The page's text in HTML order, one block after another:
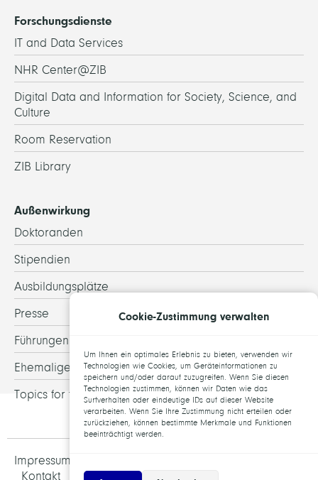
Forschungsdienste
IT and Data Services
NHR Center@ZIB
Digital Data and Information for Society, Science, and
Culture
Room Reservation
ZIB Library
Außenwirkung
Doktoranden
Stipendien
Ausbildungsplätze
Presse
Führungen
Ehemalige
Topics for theses
Impressum und Datenschutz
Kontakt
Cookie-Zustimmung verwalten
Um Ihnen ein optimales Erlebnis zu bieten, verwenden wir
Technologien wie Cookies, um Geräteinformationen zu
speichern und/oder darauf zuzugreifen. Wenn Sie diesen
Technologien zustimmen, können wir Daten wie das
Surfverhalten oder eindeutige IDs auf dieser Website
verarbeiten. Wenn Sie Ihre Zustimmung nicht erteilen oder
zurückziehen, können bestimmte Merkmale und Funktionen
beeinträchtigt werden.